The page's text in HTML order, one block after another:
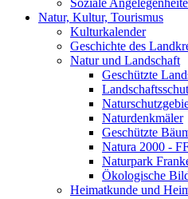
Soziale
Natur, Kultur, Tourismus
Kulturkalender
Geschichte des
Natur und Landschaft
Geschützte
Naturdenkmäler
Geschützte
Natura 2000 -
Naturpark
Ökologische
Heimatkunde und